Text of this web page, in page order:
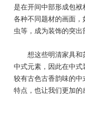
是在开间中部形成包
各种不同题材的画面，
虫等，成为装饰的突出
想这些明清家具和
中式元素，因此在中
较有古色古香韵味的
特点，也让我们更加的